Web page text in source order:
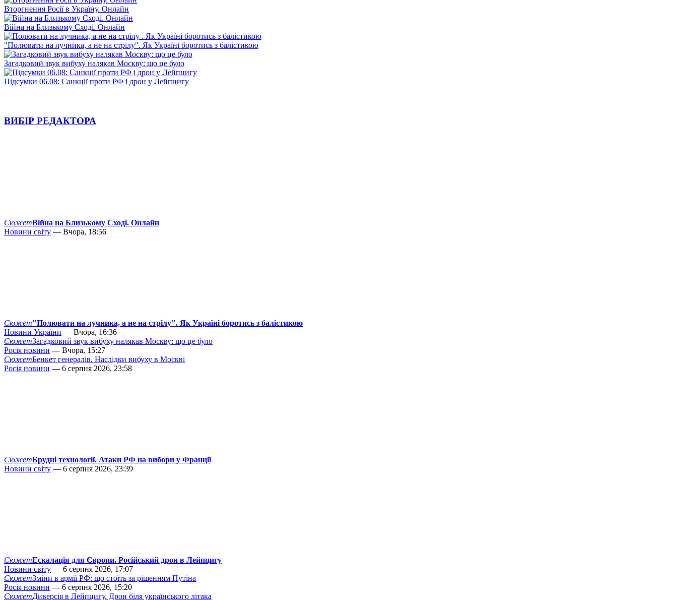
Вторгнення Росії в Україну. Онлайн
Війна на Близькому Сході. Онлайн
"Полювати на лучника, а не на стрілу". Як Україні боротись з балістикою
Загадковий звук вибуху налякав Москву: що це було
Підсумки 06.08: Санкції проти РФ і дрон у Лейпцигу
ВИБІР РЕДАКТОРА
СюжетВійна на Близькому Сході. Онлайн
Новини світу — Вчора, 18:56
Сюжет"Полювати на лучника, а не на стрілу". Як Україні боротись з балістикою
Новини України — Вчора, 16:36
СюжетЗагадковий звук вибуху налякав Москву: що це було
Росія новини — Вчора, 15:27
СюжетБенкет генералів. Наслідки вибуху в Москві
Росія новини — 6 серпня 2026, 23:58
СюжетБрудні технології. Атаки РФ на вибори у Франції
Новини світу — 6 серпня 2026, 23:39
СюжетЕскалація для Європи. Російський дрон в Лейпцигу
Новини світу — 6 серпня 2026, 17:07
СюжетЗміни в армії РФ: що стоїть за рішенням Путіна
Росія новини — 6 серпня 2026, 15:20
СюжетДиверсія в Лейпцигу. Дрон біля українського літака